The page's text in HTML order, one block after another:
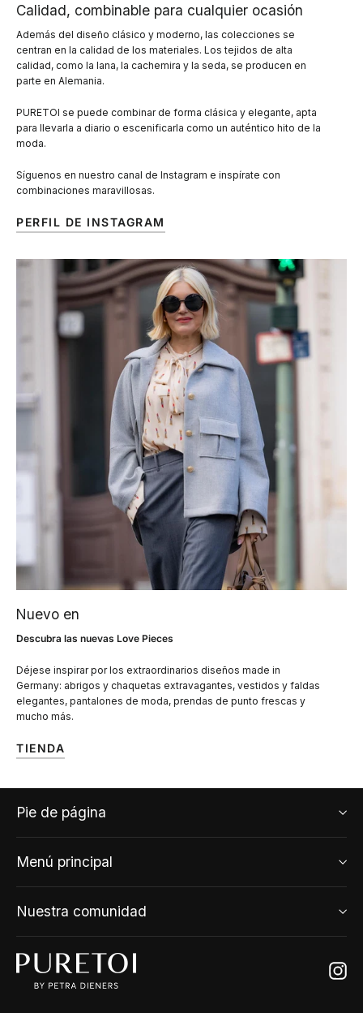
Calidad, combinable para cualquier ocasión
Además del diseño clásico y moderno, las colecciones se
centran en la calidad de los materiales. Los tejidos de alta
calidad, como la lana, la cachemira y la seda, se producen en
parte en Alemania.
PURETOI se puede combinar de forma clásica y elegante, apta
para llevarla a diario o escenificarla como un auténtico hito de la
moda.
Síguenos en nuestro canal de Instagram e inspírate con
combinaciones maravillosas.
PERFIL DE INSTAGRAM
Nuevo en
Descubra las nuevas Love Pieces
Déjese inspirar por los extraordinarios diseños made in
Germany: abrigos y chaquetas extravagantes, vestidos y faldas
elegantes, pantalones de moda, prendas de punto frescas y
mucho más.
TIENDA
Pie de página
Menú principal
Nuestra comunidad